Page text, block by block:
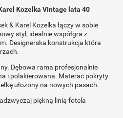
Kozelka Vintage lata 40
& Karel Kozelka łączy w sobie
styl, idealnie współgra z
Designerska konstrukcja która
Dębowa rama profesjonalnie
i polakierowana. Materac pokryty
ułożony na nowych pasach.
piękną linią fotela